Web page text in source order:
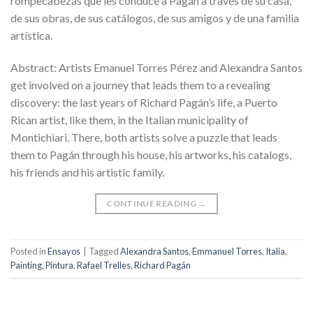
de sus obras, de sus catálogos, de sus amigos y de una familia
artística.
Abstract: Artists Emanuel Torres Pérez and Alexandra Santos
get involved on a journey that leads them to a revealing
discovery: the last years of Richard Pagán’s life, a Puerto
Rican artist, like them, in the Italian municipality of
Montichiari. There, both artists solve a puzzle that leads
them to Pagán through his house, his artworks, his catalogs,
his friends and his artistic family.
CONTINUE READING →
Posted inEnsayos TaggedAlexandra Santos,Emmanuel Torres, Italia,
Painting,Pintura,Rafael Trelles,Richard Pagán